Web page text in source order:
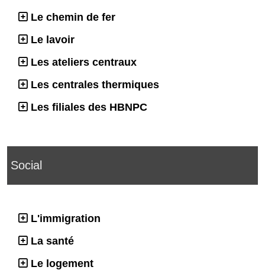
Le chemin de fer
Le lavoir
Les ateliers centraux
Les centrales thermiques
Les filiales des HBNPC
Social
L'immigration
La santé
Le logement